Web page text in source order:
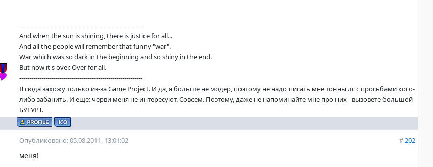
-------------------------------------------------------------
And when the sun is shining, there is justice for all...
And all the people will remember that funny "war".
War, which was so dark in the beginning and so shiny in the end.
But now it's over. Over for all.
-------------------------------------------------------------
Я сюда захожу только из-за Game Project. И да, я больше не модер, поэтому не надо писать мне тонны лс с просьбами кого-
либо забанить. И еще: черви меня не интересуют. Совсем. Поэтому, даже не напоминайте мне про них - вызовете большой
БУГУРТ.
#202
Опубликовано: 05.08.2011, 13:01:02
меня!